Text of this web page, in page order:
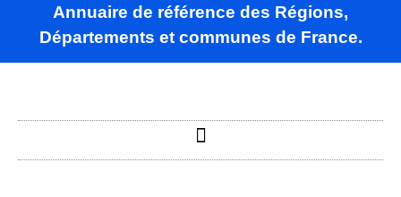
Annuaire de référence des Régions,
Départements et communes de France.